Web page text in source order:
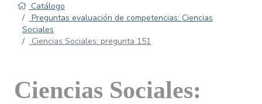
Catálogo
Preguntas evaluación de competencias: Ciencias
Sociales
Ciencias Sociales: pregunta 151
Ciencias Sociales: